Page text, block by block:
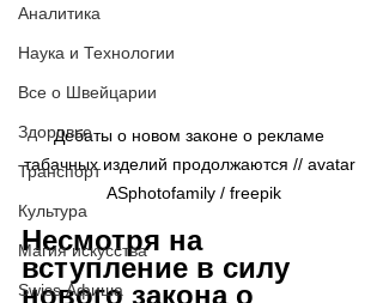
Аналитика
Наука и Технологии
Все о Швейцарии
Здоровье
Транспорт
Культура
Магия искусства
Swiss Афиша
Дебаты о новом законе о рекламе
табачных изделий продолжаются // avatar
ASphotofamily / freepik
Несмотря на
вступление в силу
нового закона о